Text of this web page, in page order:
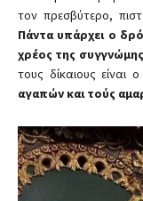
τον πρεσβύτερο,
Πάντα υπάρχει ο
χρέος της
τους δίκαιους
αγαπών και τούς